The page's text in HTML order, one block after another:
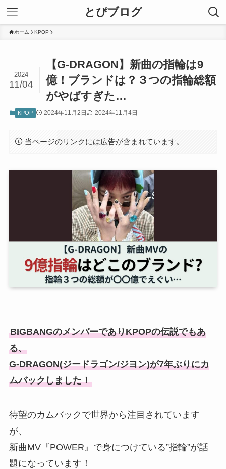
とぴブログ
ホーム KPOP
【G-DRAGON】新曲の指輪は9
億！ブランドは？３つの指輪総額
がやばすぎた…
2024
11/04
KPOP 2024年11月2日 2024年11月4日
当ページのリンクには広告が含まれています。
BIGBANGのメンバーでありKPOPの伝説でもあ
る、
G-DRAGON(ジードラゴン/ジヨン)が7年ぶりにカ
ムバックしました！
待望のカムバックで世界から注目されています
が、
新曲MV『POWER』で身につけている”指輪”が話
題になっています！